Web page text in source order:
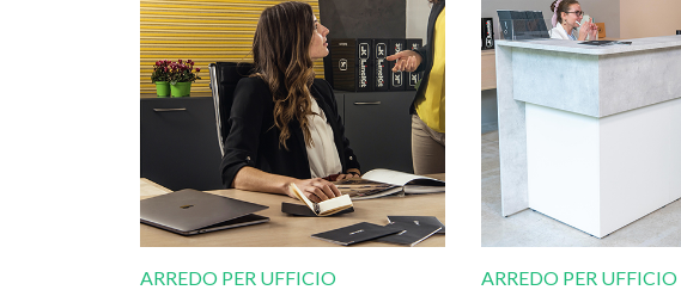
ARREDO PER UFFICIO ARREDO PER UFFICIO